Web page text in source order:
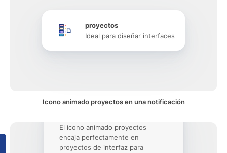
proyectos
Ideal para diseñar interfaces
Icono animado proyectos en una notificación
El icono animado proyectos
encaja perfectamente en
proyectos de interfaz para